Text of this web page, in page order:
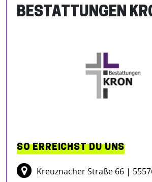
BESTATTUNGEN
SO ERREICHST DU UNS
Kreuznacher Straße 66 |